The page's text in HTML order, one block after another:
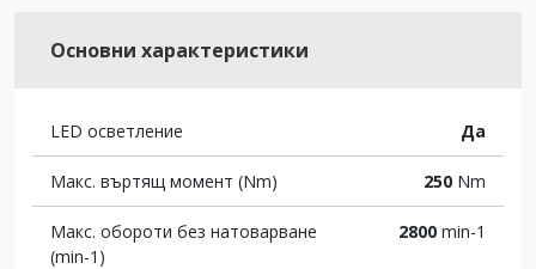
Основни характеристики
LED осветление Да
Макс. въртящ момент (Nm) 250 Nm
Макс. обороти без натоварване
(min-1)
2800 min-1